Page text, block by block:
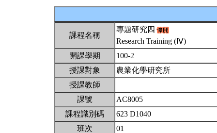
課程名稱
專題研究四
Research Training (Ⅳ)
開課學期
100-2
授課對象
農業化學研究所
授課教師
課號
AC8005
課程識別碼
623 D1040
班次
01